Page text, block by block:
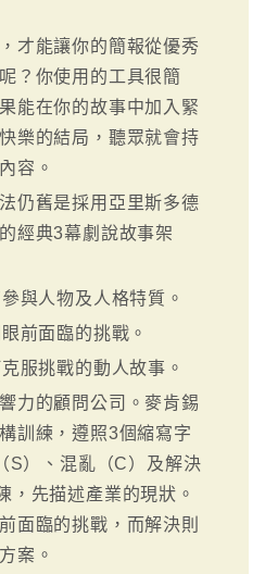
才能讓你的簡報從優秀
？你使用的工具很簡
能在你的故事中加入緊
樂的結局，聽眾就會持
容。
仍舊是採用亞里斯多德
經典3幕劇說故事架
與人物及人格特質。
前面臨的挑戰。
服挑戰的動人故事。
力的顧問公司。麥肯錫
訓練，遵照3個縮寫字
S）、混亂（C）及解決
，先描述產業的現狀。
面臨的挑戰，而解決則
案。